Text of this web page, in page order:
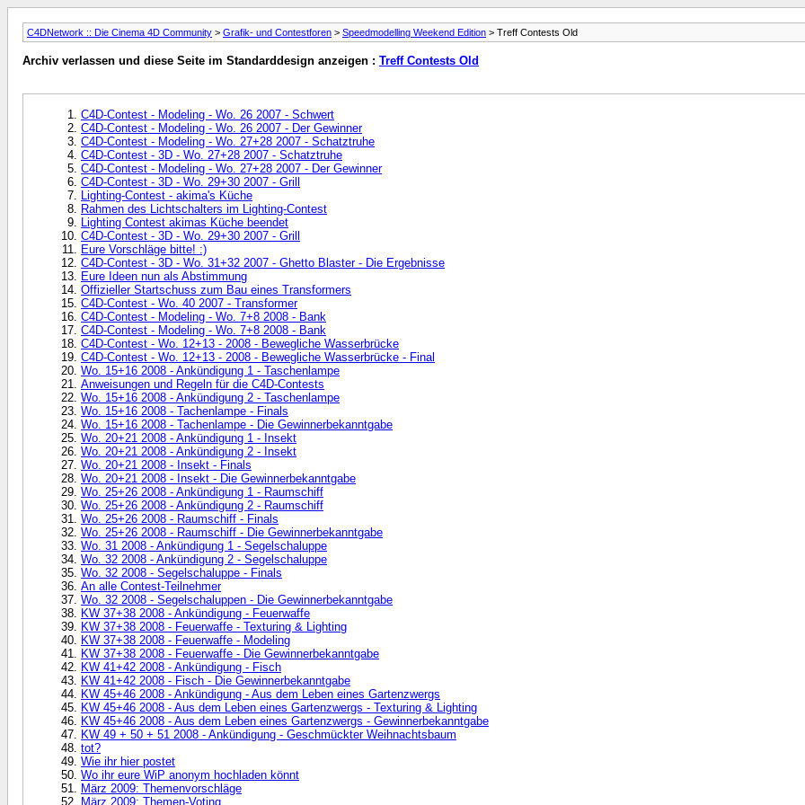
C4DNetwork :: Die Cinema 4D Community > Grafik- und Contestforen > Speedmodelling Weekend Edition > Treff Contests Old
Archiv verlassen und diese Seite im Standarddesign anzeigen : Treff Contests Old
C4D-Contest - Modeling - Wo. 26 2007 - Schwert
C4D-Contest - Modeling - Wo. 26 2007 - Der Gewinner
C4D-Contest - Modeling - Wo. 27+28 2007 - Schatztruhe
C4D-Contest - 3D - Wo. 27+28 2007 - Schatztruhe
C4D-Contest - Modeling - Wo. 27+28 2007 - Der Gewinner
C4D-Contest - 3D - Wo. 29+30 2007 - Grill
Lighting-Contest - akima's Küche
Rahmen des Lichtschalters im Lighting-Contest
Lighting Contest akimas Küche beendet
C4D-Contest - 3D - Wo. 29+30 2007 - Grill
Eure Vorschläge bitte! :)
C4D-Contest - 3D - Wo. 31+32 2007 - Ghetto Blaster - Die Ergebnisse
Eure Ideen nun als Abstimmung
Offizieller Startschuss zum Bau eines Transformers
C4D-Contest - Wo. 40 2007 - Transformer
C4D-Contest - Modeling - Wo. 7+8 2008 - Bank
C4D-Contest - Modeling - Wo. 7+8 2008 - Bank
C4D-Contest - Wo. 12+13 - 2008 - Bewegliche Wasserbrücke
C4D-Contest - Wo. 12+13 - 2008 - Bewegliche Wasserbrücke - Final
Wo. 15+16 2008 - Ankündigung 1 - Taschenlampe
Anweisungen und Regeln für die C4D-Contests
Wo. 15+16 2008 - Ankündigung 2 - Taschenlampe
Wo. 15+16 2008 - Tachenlampe - Finals
Wo. 15+16 2008 - Tachenlampe - Die Gewinnerbekanntgabe
Wo. 20+21 2008 - Ankündigung 1 - Insekt
Wo. 20+21 2008 - Ankündigung 2 - Insekt
Wo. 20+21 2008 - Insekt - Finals
Wo. 20+21 2008 - Insekt - Die Gewinnerbekanntgabe
Wo. 25+26 2008 - Ankündigung 1 - Raumschiff
Wo. 25+26 2008 - Ankündigung 2 - Raumschiff
Wo. 25+26 2008 - Raumschiff - Finals
Wo. 25+26 2008 - Raumschiff - Die Gewinnerbekanntgabe
Wo. 31 2008 - Ankündigung 1 - Segelschaluppe
Wo. 32 2008 - Ankündigung 2 - Segelschaluppe
Wo. 32 2008 - Segelschaluppe - Finals
An alle Contest-Teilnehmer
Wo. 32 2008 - Segelschaluppen - Die Gewinnerbekanntgabe
KW 37+38 2008 - Ankündigung - Feuerwaffe
KW 37+38 2008 - Feuerwaffe - Texturing & Lighting
KW 37+38 2008 - Feuerwaffe - Modeling
KW 37+38 2008 - Feuerwaffe - Die Gewinnerbekanntgabe
KW 41+42 2008 - Ankündigung - Fisch
KW 41+42 2008 - Fisch - Die Gewinnerbekanntgabe
KW 45+46 2008 - Ankündigung - Aus dem Leben eines Gartenzwergs
KW 45+46 2008 - Aus dem Leben eines Gartenzwergs - Texturing & Lighting
KW 45+46 2008 - Aus dem Leben eines Gartenzwergs - Gewinnerbekanntgabe
KW 49 + 50 + 51 2008 - Ankündigung - Geschmückter Weihnachtsbaum
tot?
Wie ihr hier postet
Wo ihr eure WiP anonym hochladen könnt
März 2009: Themenvorschläge
März 2009: Themen-Voting